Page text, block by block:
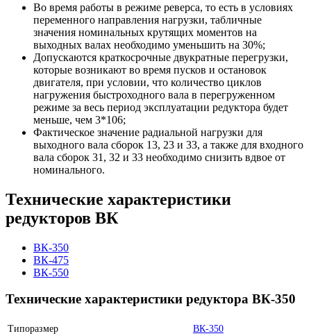
Во время работы в режиме реверса, то есть в условиях
переменного направления нагрузки, табличные
значения номинальных крутящих моментов на
выходных валах необходимо уменьшить на 30%;
Допускаются краткосрочные двукратные перегрузки,
которые возникают во время пусков и остановок
двигателя, при условии, что количество циклов
нагружения быстроходного вала в перегруженном
режиме за весь период эксплуатации редуктора будет
меньше, чем 3*106;
Фактическое значение радиальной нагрузки для
выходного вала сборок 13, 23 и 33, а также для входного
вала сборок 31, 32 и 33 необходимо снизить вдвое от
номинального.
Технические характеристики
редукторов ВК
ВК-350
ВК-475
ВК-550
Технические характеристики редуктора ВК-350
Типоразмер ВК-350